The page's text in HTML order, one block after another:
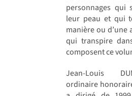
personnages qui
leur peau et qui
manière ou d’une
qui transpire
composent ce
Jean-Louis
ordinaire